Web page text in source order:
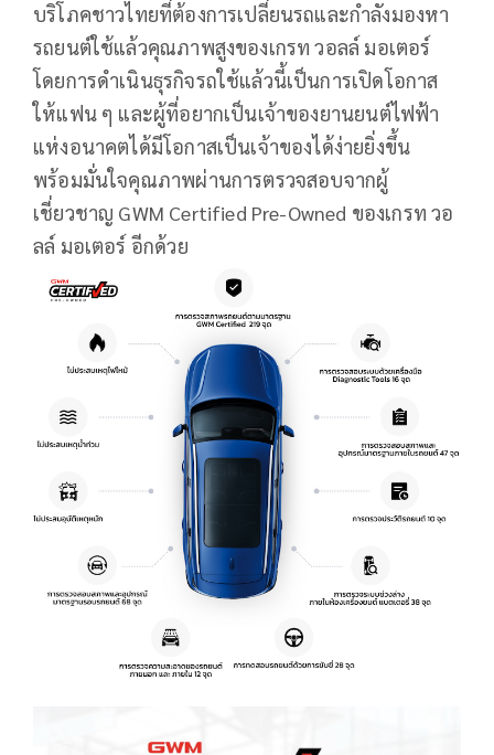
บริโภคชาวไทยที่ต้องการเปลี่ยนรถและกำลังมองหา
รถยนต์ใช้แล้วคุณภาพสูงของเกรท วอลล์ มอเตอร์
โดยการดำเนินธุรกิจรถใช้แล้วนี้เป็นการเปิดโอกาส
ให้แฟน ๆ และผู้ที่อยากเป็นเจ้าของยานยนต์ไฟฟ้า
แห่งอนาคตได้มีโอกาสเป็นเจ้าของได้ง่ายยิ่งขึ้น
พร้อมมั่นใจคุณภาพผ่านการตรวจสอบจากผู้
เชี่ยวชาญ GWM Certified Pre-Owned ของเกรท วอ
ลล์ มอเตอร์ อีกด้วย